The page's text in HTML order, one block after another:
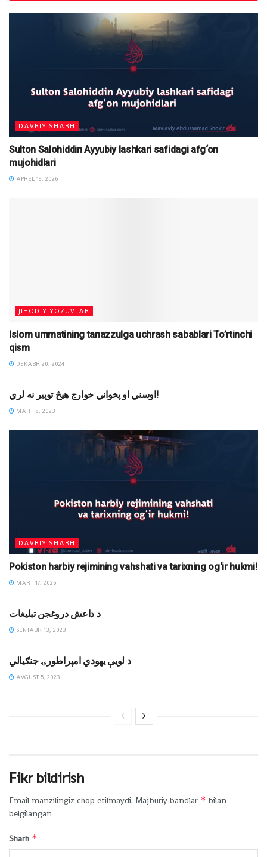
DAVRIY SHARH
Sulton Salohiddin Ayyubiy lashkari safidagi afg‘on
mujohidlari
APREL 19, 2026
JIHODIY YOZUVLAR
Islom ummatining tanazzulga uchrash sabablari To’rtinchi
qism
DEKABR 20, 2024
اوسني او پخواني خوارج هیڅ توپیر نه لري!
MART 8, 2023
DAVRIY SHARH
Pokiston harbiy rejimining vahshati va tarixning og‘ir hukmi!
MART 17, 2026
د داعش دروغجن تبليغات
SENTABR 13, 2023
د لویې یهودي امپراطورۍ جنګیالي
AVGUST 5, 2023
Fikr bildirish
Email manzilingiz chop etilmaydi. Majburiy bandlar * bilan
belgilangan
Sharh *